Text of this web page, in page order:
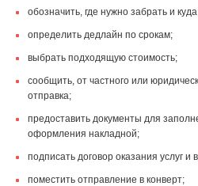
обозначить, где нужно забрать и
определить дедлайн по срокам;
выбрать подходящую стоимость;
сообщить, от частного или
отправка;
предоставить документы для
оформления накладной;
подписать договор оказания услуг
поместить отправление в конверт;